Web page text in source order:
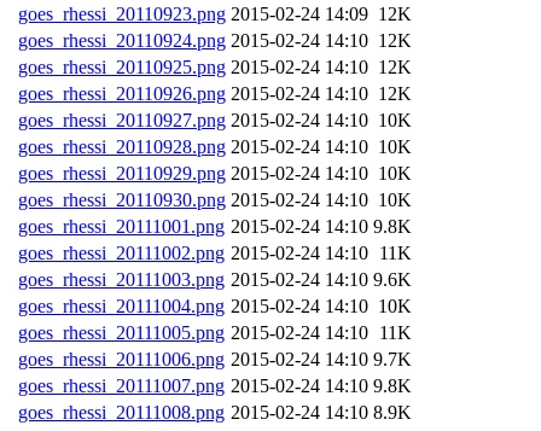
goes_rhessi_20110923.png 2015-02-24 14:09 12K
goes_rhessi_20110924.png 2015-02-24 14:10 12K
goes_rhessi_20110925.png 2015-02-24 14:10 12K
goes_rhessi_20110926.png 2015-02-24 14:10 12K
goes_rhessi_20110927.png 2015-02-24 14:10 10K
goes_rhessi_20110928.png 2015-02-24 14:10 10K
goes_rhessi_20110929.png 2015-02-24 14:10 10K
goes_rhessi_20110930.png 2015-02-24 14:10 10K
goes_rhessi_20111001.png 2015-02-24 14:10 9.8K
goes_rhessi_20111002.png 2015-02-24 14:10 11K
goes_rhessi_20111003.png 2015-02-24 14:10 9.6K
goes_rhessi_20111004.png 2015-02-24 14:10 10K
goes_rhessi_20111005.png 2015-02-24 14:10 11K
goes_rhessi_20111006.png 2015-02-24 14:10 9.7K
goes_rhessi_20111007.png 2015-02-24 14:10 9.8K
goes_rhessi_20111008.png 2015-02-24 14:10 8.9K